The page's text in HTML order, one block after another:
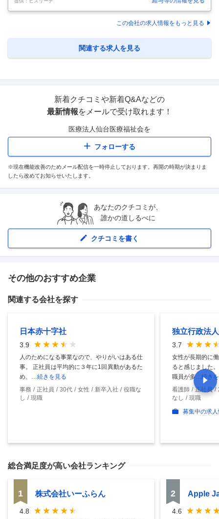
総合サポート企業 エフィラグループは、医療・保育・障害福祉・介護な
ど、人が一生の間に出会うあらゆる困難を支える事業を、神奈川県を中
心に展開しています。 「50事業・50エリア・50社長（COLORS50）」
へと急成長を遂げました。 神奈川県内における福祉事業の拠点数はNo.1
（※）を誇り、直近ではプロバスケットボールチームの経
この会社の求人情報をもっと見る
関連する求人を見る
新着クチコミや新着Q&Aなどの
最新情報をメールで受け取れます！
医療法人仙台医療福祉会を
フォローする
※現在機能改善のためメール配信を一時停止しております。再開の時期が決まりま
したら改めてお知らせいたします。
あなたのクチコミが、
誰かの道しるべに
クチコミを書く
その他のおすすめ企業
関連する会社を探す
日本赤十字社
3.9
人のためになる事業なので、やりがいはある仕
事。 正社員は平均的に３年に1回異動があるた
め、
…続きを見る
事務
正社員 30代 女性 新卒入社
役職な
し
現職
独立行政法
3.7
女性が長期的に
ると感じました
職員が多…続き
看護師
正社員
なし
現職
募集中の求
総合満足度が高い会社ランキング
1 株式会社いーふらん
4.8
2 Apple
4.6